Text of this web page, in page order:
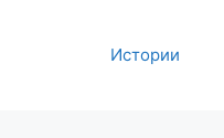
Истории